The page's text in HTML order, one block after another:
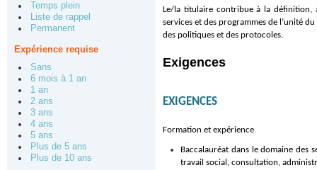
Temps plein
Liste de rappel
Permanent
Expérience requise
Sans
6 mois à 1 an
1 an
2 ans
3 ans
4 ans
5 ans
Plus de 5 ans
Plus de 10 ans
Le/la titulaire contribue à la définition,
services et des programmes de l’unité
des politiques et des protocoles.
Exigences
EXIGENCES
Formation et expérience
Baccalauréat dans le domaine des
travail social, consultation,